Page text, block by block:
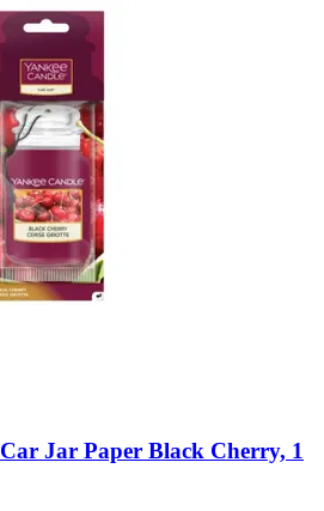
Car Jar Paper Black Cherry, 1